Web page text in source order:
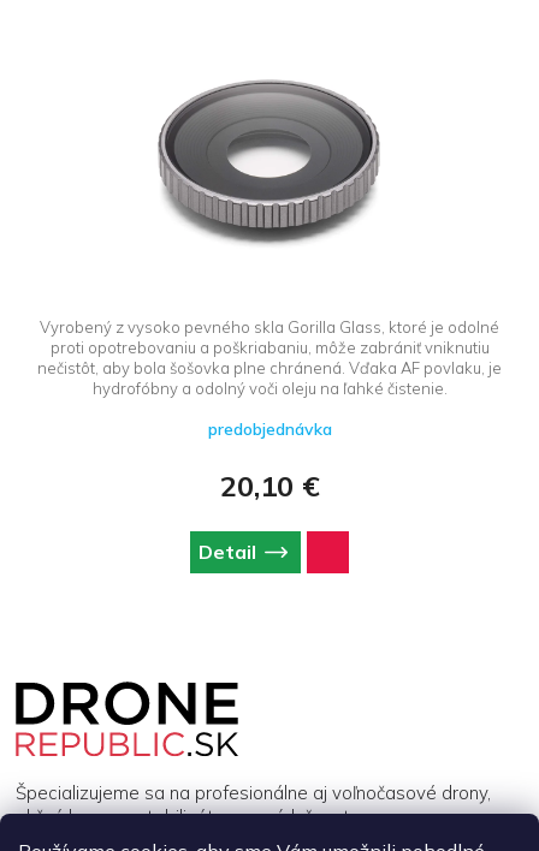
Vyrobený z vysoko pevného skla Gorilla Glass, ktoré je odolné
proti opotrebovaniu a poškriabaniu, môže zabrániť vniknutiu
nečistôt, aby bola šošovka plne chránená. Vďaka AF povlaku, je
hydrofóbny a odolný voči oleju na ľahké čistenie.
predobjednávka
20,10 €
Detail
e
Špecializujeme sa na profesionálne aj voľnočasové drony,
akčné kamery, stabilizátory a príslušenstvo.